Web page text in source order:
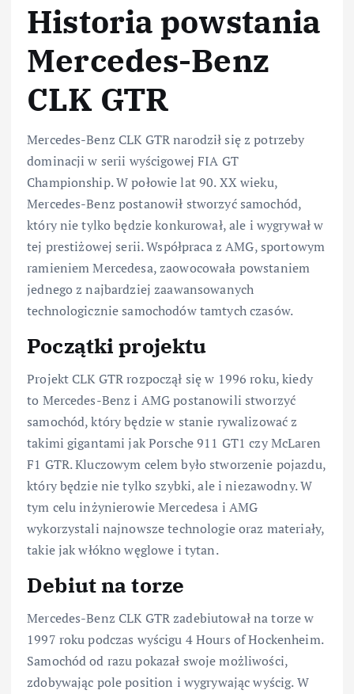
Historia powstania
Mercedes-Benz
CLK GTR
Mercedes-Benz CLK GTR narodził się z potrzeby
dominacji w serii wyścigowej FIA GT
Championship. W połowie lat 90. XX wieku,
Mercedes-Benz postanowił stworzyć samochód,
który nie tylko będzie konkurował, ale i wygrywał w
tej prestiżowej serii. Współpraca z AMG, sportowym
ramieniem Mercedesa, zaowocowała powstaniem
jednego z najbardziej zaawansowanych
technologicznie samochodów tamtych czasów.
Początki projektu
Projekt CLK GTR rozpoczął się w 1996 roku, kiedy
to Mercedes-Benz i AMG postanowili stworzyć
samochód, który będzie w stanie rywalizować z
takimi gigantami jak Porsche 911 GT1 czy McLaren
F1 GTR. Kluczowym celem było stworzenie pojazdu,
który będzie nie tylko szybki, ale i niezawodny. W
tym celu inżynierowie Mercedesa i AMG
wykorzystali najnowsze technologie oraz materiały,
takie jak włókno węglowe i tytan.
Debiut na torze
Mercedes-Benz CLK GTR zadebiutował na torze w
1997 roku podczas wyścigu 4 Hours of Hockenheim.
Samochód od razu pokazał swoje możliwości,
zdobywając pole position i wygrywając wyścig. W